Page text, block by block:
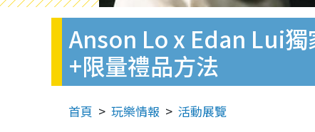
Anson Lo x Edan Lui獨
+限量禮品方法
首頁 玩樂情報 活動展覽